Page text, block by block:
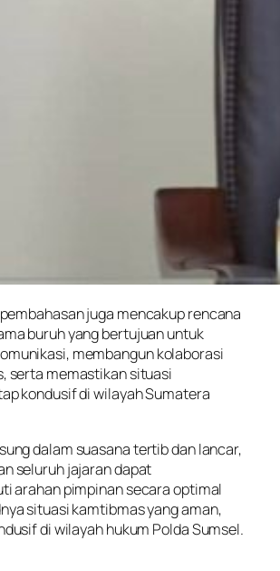
juga mencakup rencana
buruh yang bertujuan untuk
membangun kolaborasi
serta memastikan situasi
kondusif di wilayah Sumatera
dalam suasana tertib dan lancar,
seluruh jajaran dapat
arahan pimpinan secara optimal
situasi kamtibmas yang aman,
di wilayah hukum Polda Sumsel.